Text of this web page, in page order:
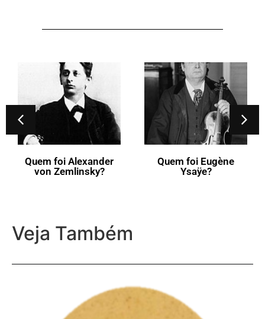
Quem foi Alexander
von Zemlinsky?
Quem foi Eugène
Ysaÿe?
Veja Também